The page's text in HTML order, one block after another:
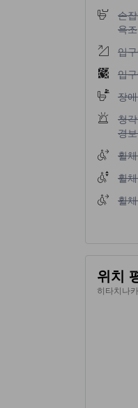
손잡
손
욕조
입구
입
입구
입
장애
장
청각
청
경
휠체
휠
휠체
휠
휠체
휠
위치
히타치나